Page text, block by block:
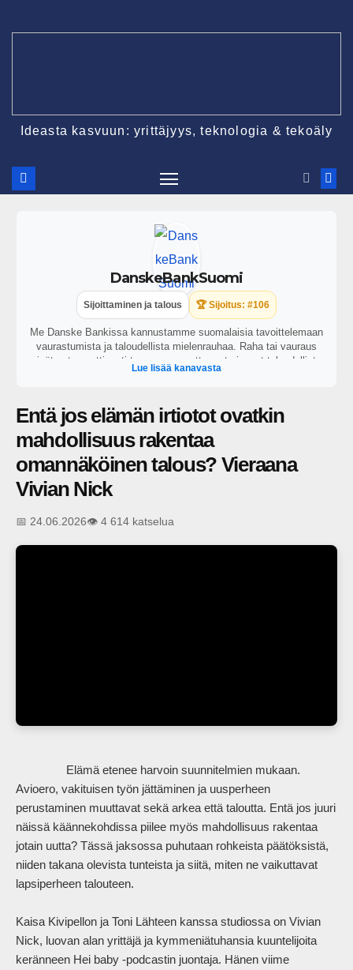
Ideasta kasvuun: yrittäjyys, teknologia & tekoäly
DanskeBankSuomi
Sijoittaminen ja talous 🏆 Sijoitus: #106
Me Danske Bankissa kannustamme suomalaisia tavoittelemaan
vaurastumista ja taloudellista mielenrauhaa. Raha tai vauraus
eivät automaattisesti tuo onnea, mutta ne tarjoavat taloudellista
itsenäisyyttä varsinkin epävarmoina aikoina. Tarjoamme
käsiinsä ja rakentaa taloudellista mielenrauhaa. Oivalla
mahdollisuutesi
Lue lisää kanavasta
Entä jos elämän irtiotot ovatkin
mahdollisuus rakentaa
omannäköinen talous? Vieraana
Vivian Nick
📅 24.06.2026👁️ 4 614 katselua
Avioero, vakituisen työn jättäminen ja uusperheen
perustaminen muuttavat sekä arkea että taloutta. Entä jos juuri
näissä käännekohdissa piilee myös mahdollisuus rakentaa
jotain uutta? Tässä jaksossa puhutaan rohkeista päätöksistä,
niiden takana olevista tunteista ja siitä, miten ne vaikuttavat
lapsiperheen talouteen.
Kaisa Kivipellon ja Toni Lähteen kanssa studiossa on Vivian
Nick, luovan alan yrittäjä ja kymmeniätuhansia kuuntelijoita
keränneen Hei baby -podcastin juontaja. Hänen viime